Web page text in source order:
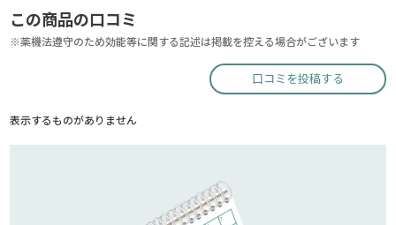
この商品の口コミ
※薬機法遵守のため効能等に関する記述は掲載を控える場合がございます
口コミを投稿する
表示するものがありません